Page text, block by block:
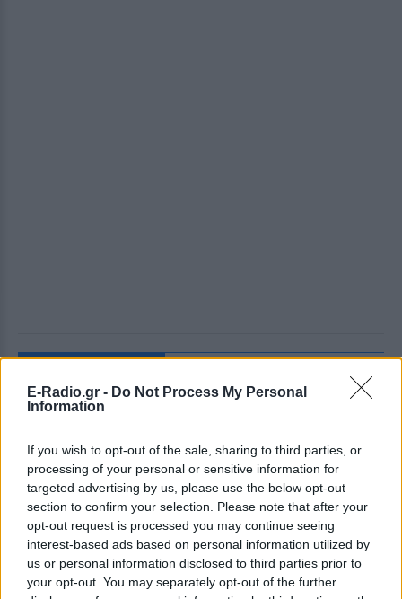
E-Radio.gr - Do Not Process My Personal
Information
If you wish to opt-out of the sale, sharing to third parties, or
processing of your personal or sensitive information for
targeted advertising by us, please use the below opt-out
section to confirm your selection. Please note that after your
opt-out request is processed you may continue seeing
interest-based ads based on personal information utilized by
us or personal information disclosed to third parties prior to
your opt-out. You may separately opt-out of the further
ΣΤΗΝ ΙΔΙΑ ΚΑΤΗΓΟΡΙΑ
Ατύχημα για τον Ιβάν Σβιτάιλο
στην Κέρκυρα: «Θα σηκωθώ πιο
δυνατός»
Ο ηθοποιός και χορευτής μοιράστηκε
στο Instagram μια φωτογραφία από
πρόσφατη εξέτασή του, με ένα μήνυμα
θάρρους